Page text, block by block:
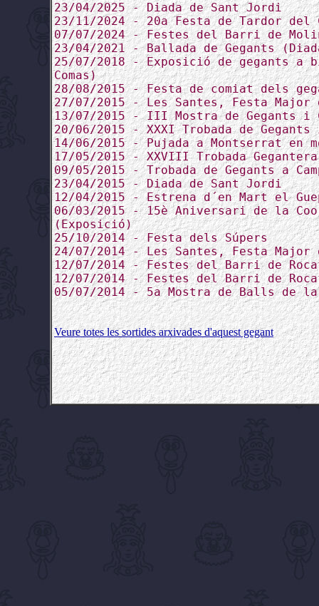
23/04/2025 - Diada de Sant Jordi
23/11/2024 - 20a Festa de Tardor del
07/07/2024 - Festes del Barri de
23/04/2021 - Ballada de Gegants
25/07/2018 - Exposició de gegants
Comas)
28/08/2015 - Festa de comiat dels
27/07/2015 - Les Santes, Festa Major
13/07/2015 - III Mostra de Gegants i
20/06/2015 - XXXI Trobada de
14/06/2015 - Pujada a Montserrat en
17/05/2015 - XXVIII Trobada
09/05/2015 - Trobada de Gegants a
23/04/2015 - Diada de Sant Jordi
12/04/2015 - Estrena d´en Mart el
06/03/2015 - 15è Aniversari de la
(Exposició)
25/10/2014 - Festa dels Súpers
24/07/2014 - Les Santes, Festa Major
12/07/2014 - Festes del Barri de
12/07/2014 - Festes del Barri de
05/07/2014 - 5a Mostra de Balls de
Veure totes les sortides arxivades d'aquest gegant